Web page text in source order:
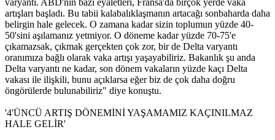
varyantı. ABD'nin bazı eyaletleri, Fransa'da birçok yerde vaka
artışları başladı. Bu tabii kalabalıklaşmanın artacağı sonbaharda daha
belirgin hale gelecek. O zamana kadar sizin toplumun yüzde 40-
50'sini aşılamanız yetmiyor. O döneme kadar yüzde 70-75'e
çıkamazsak, çıkmak gerçekten çok zor, bir de Delta varyantı
oranımıza bağlı olarak vaka artışı yaşayabiliriz. Bakanlık şu anda
Delta varyantı ne kadar, son dönem vakaların yüzde kaçı Delta
vakası ile ilişkili, bunu açıklarsa eğer biz de çok daha doğru
öngörülerde bulunabiliriz" diye konuştu.
'4'ÜNCÜ ARTIŞ DÖNEMİNİ YAŞAMAMIZ KAÇINILMAZ
HALE GELİR'